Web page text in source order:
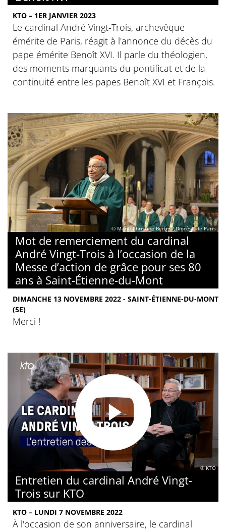
KTO – 1ER JANVIER 2023
Le cardinal André Vingt-Trois, archevêque
émérite de Paris, réagit à l'annonce du décès du
pape émérite Benoît XVI. Il parle du théologien,
des moments marquants du pontificat et de la
continuité entre les papes Benoît XVI et François.
© Marie-Christine Bertin / Diocèse de Paris
Mot de remerciement du cardinal
André Vingt-Trois à l’occasion de la
Messe d’action de grâce pour ses 80
ans à Saint-Étienne-du-Mont
DIMANCHE 13 NOVEMBRE 2022 - SAINT-ÉTIENNE-DU-MONT
(5E)
Merci !
© KTO
Entretien du cardinal André Vingt-
Trois sur KTO
KTO – LUNDI 7 NOVEMBRE 2022
À l'occasion de son anniversaire, le cardinal